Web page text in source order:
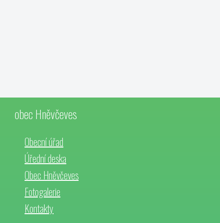
obec Hněvčeves
Obecní úřad
Úřední deska
Obec Hněvčeves
Fotogalerie
Kontakty